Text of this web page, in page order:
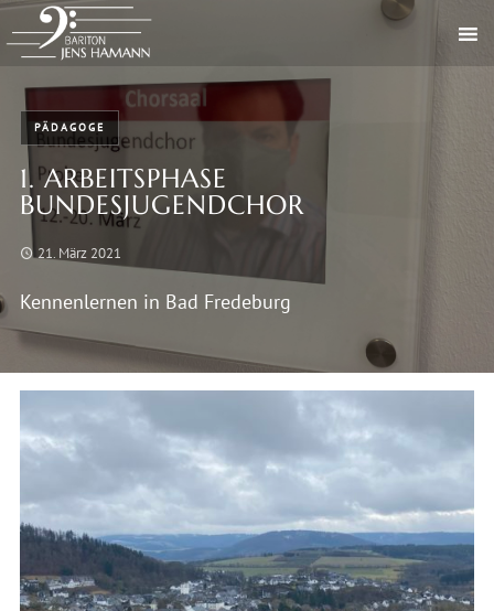
PÄDAGOGE
1. ARBEITSPHASE
BUNDESJUGENDCHOR
21. März 2021
Kennenlernen in Bad Fredeburg